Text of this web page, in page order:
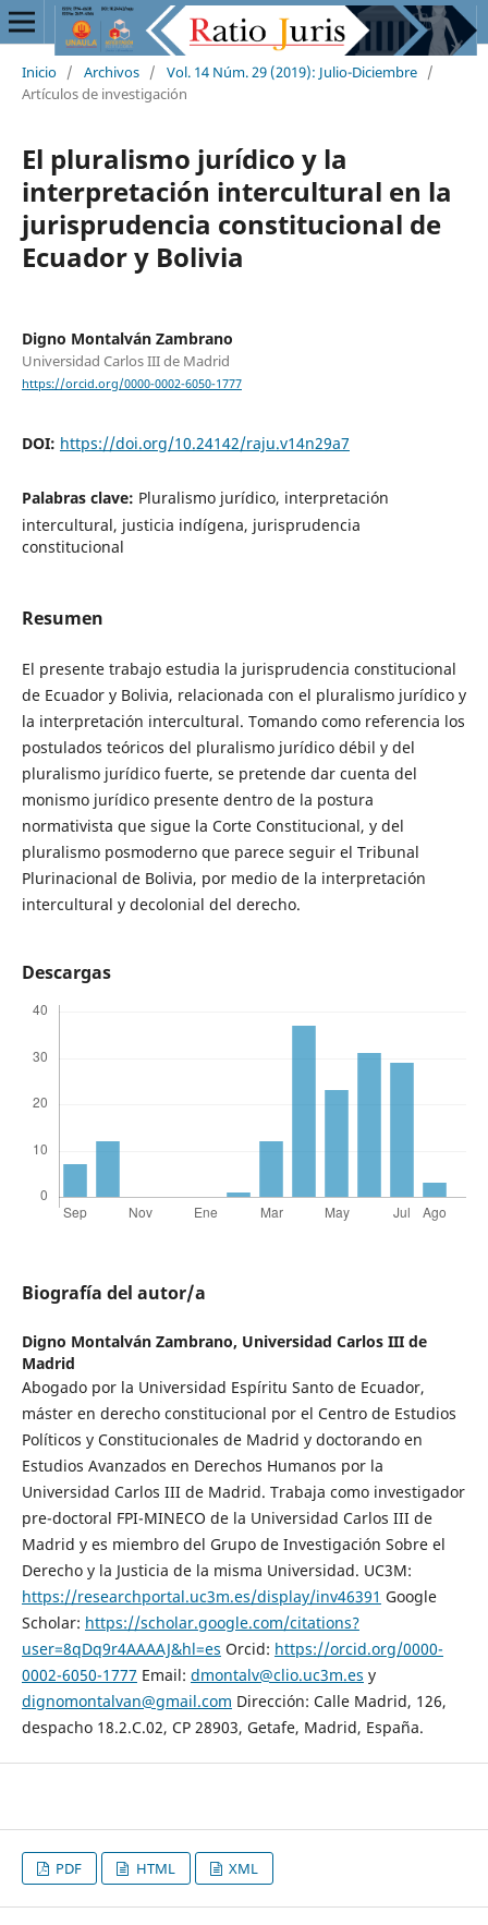
Inicio / Archivos / Vol. 14 Núm. 29 (2019): Julio-Diciembre /
Artículos de investigación
El pluralismo jurídico y la
interpretación intercultural en la
jurisprudencia constitucional de
Ecuador y Bolivia
Digno Montalván Zambrano
Universidad Carlos III de Madrid
https://orcid.org/0000-0002-6050-1777
DOI: https://doi.org/10.24142/raju.v14n29a7
Palabras clave: Pluralismo jurídico, interpretación
intercultural, justicia indígena, jurisprudencia
constitucional
Resumen
El presente trabajo estudia la jurisprudencia constitucional
de Ecuador y Bolivia, relacionada con el pluralismo jurídico y
la interpretación intercultural. Tomando como referencia los
postulados teóricos del pluralismo jurídico débil y del
pluralismo jurídico fuerte, se pretende dar cuenta del
monismo jurídico presente dentro de la postura
normativista que sigue la Corte Constitucional, y del
pluralismo posmoderno que parece seguir el Tribunal
Plurinacional de Bolivia, por medio de la interpretación
intercultural y decolonial del derecho.
Descargas
Biografía del autor/a
Digno Montalván Zambrano, Universidad Carlos III de
Madrid
Abogado por la Universidad Espíritu Santo de Ecuador,
máster en derecho constitucional por el Centro de Estudios
Políticos y Constitucionales de Madrid y doctorando en
Estudios Avanzados en Derechos Humanos por la
Universidad Carlos III de Madrid. Trabaja como investigador
pre-doctoral FPI-MINECO de la Universidad Carlos III de
Madrid y es miembro del Grupo de Investigación Sobre el
Derecho y la Justicia de la misma Universidad. UC3M:
https://researchportal.uc3m.es/display/inv46391 Google
Scholar: https://scholar.google.com/citations?
user=8qDq9r4AAAAJ&hl=es Orcid: https://orcid.org/0000-
0002-6050-1777 Email: dmontalv@clio.uc3m.es y
dignomontalvan@gmail.com Dirección: Calle Madrid, 126,
despacho 18.2.C.02, CP 28903, Getafe, Madrid, España.
PDF HTML XML